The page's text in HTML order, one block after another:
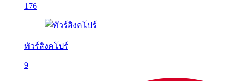
176
ทัวร์สิงคโปร์
9